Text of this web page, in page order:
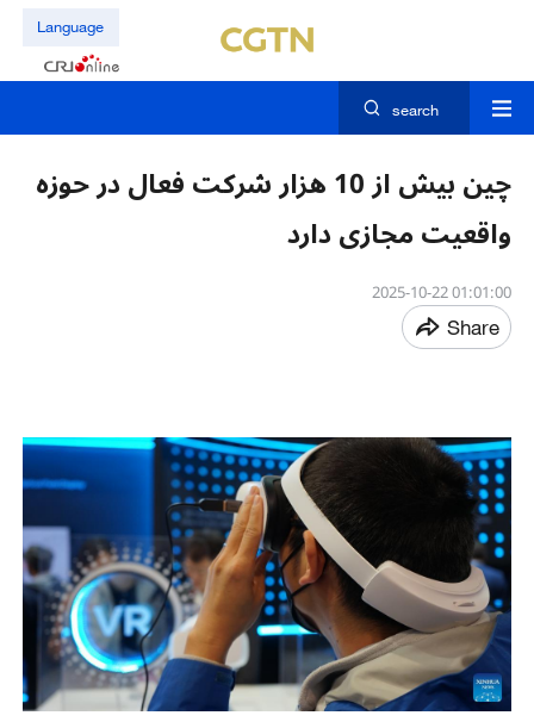
Language
search
چین بیش از 10 هزار شرکت فعال در حوزه
واقعیت مجازی دارد
01:01:00 2025-10-22
Share